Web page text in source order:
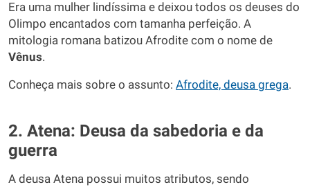
Era uma mulher lindíssima e deixou todos os deuses do
Olimpo encantados com tamanha perfeição. A
mitologia romana batizou Afrodite com o nome de
Vênus.
Conheça mais sobre o assunto: Afrodite, deusa grega.
2. Atena: Deusa da sabedoria e da
guerra
A deusa Atena possui muitos atributos, sendo